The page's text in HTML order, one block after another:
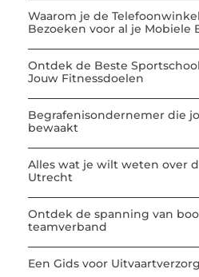
Waarom je de
Bezoeken voor al je Mobiele
Ontdek de Beste
Jouw Fitnessdoelen
Begrafenisondernemer die
bewaakt
Alles wat je wilt weten over
Utrecht
Ontdek de spanning van
teamverband
Een Gids voor